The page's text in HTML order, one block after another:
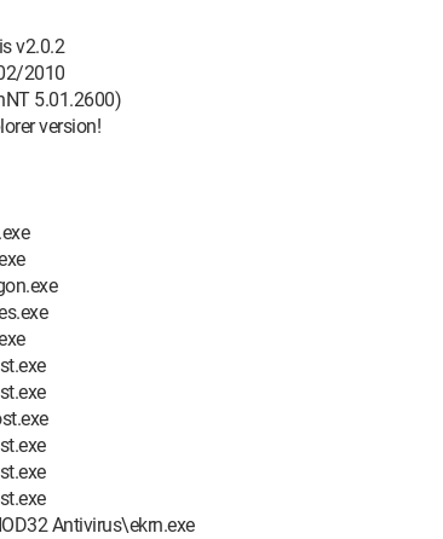
v2.0.2
2010
5.01.2600)
version!
Antivirus\ekrn.exe